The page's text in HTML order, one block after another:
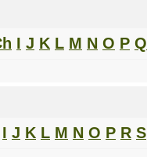
I J K L M N O P Q
I J K L M N O P R S